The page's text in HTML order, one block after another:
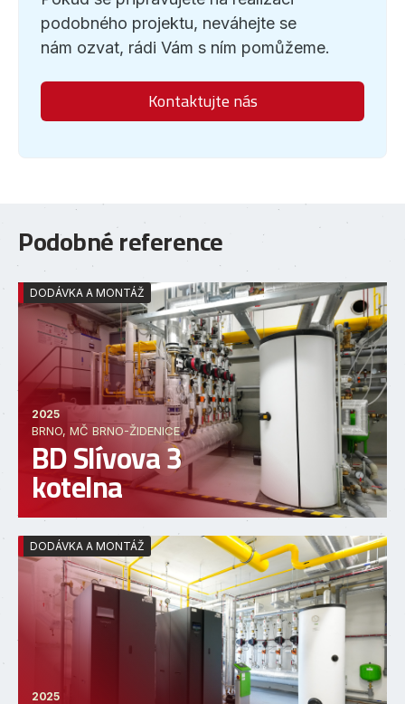
podobného projektu, neváhejte se
nám ozvat, rádi Vám s ním pomůžeme.
Kontaktujte nás
Podobné reference
DODÁVKA A MONTÁŽ
2025
BRNO, MČ BRNO-ŽIDENICE
BD Slívova 3
kotelna
DODÁVKA A MONTÁŽ
2025